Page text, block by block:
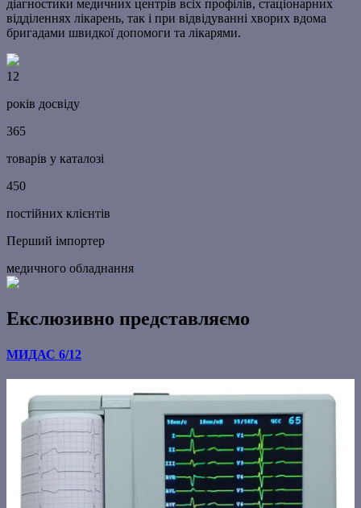
діагностики медичних центрів всіх профілів, стаціонарних
відділеннях лікарень, так і при відвідуванні хворих вдома
бригадами швидкої допомоги та лікарями.
12
років досвіду
365
товарів у каталозі
450
постійних клієнтів
Перший імпортер
медичного обладнання
Екслюзивно представляємо
МИДАС 6/12